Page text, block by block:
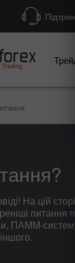
На цій
питання
ПАММ-